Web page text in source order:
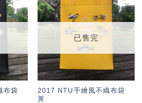
加入
「願
望輕
單」
布袋
加入
「願
望輕
單」
已售完
2017 NTU手繪風不織布袋
黃